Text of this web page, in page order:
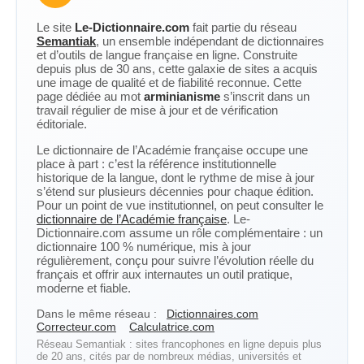
Le site Le-Dictionnaire.com fait partie du réseau
Semantiak, un ensemble indépendant de dictionnaires
et d’outils de langue française en ligne. Construite
depuis plus de 30 ans, cette galaxie de sites a acquis
une image de qualité et de fiabilité reconnue. Cette
page dédiée au mot arminianisme s’inscrit dans un
travail régulier de mise à jour et de vérification
éditoriale.
Le dictionnaire de l’Académie française occupe une
place à part : c’est la référence institutionnelle
historique de la langue, dont le rythme de mise à jour
s’étend sur plusieurs décennies pour chaque édition.
Pour un point de vue institutionnel, on peut consulter le
dictionnaire de l’Académie française. Le-
Dictionnaire.com assume un rôle complémentaire : un
dictionnaire 100 % numérique, mis à jour
régulièrement, conçu pour suivre l’évolution réelle du
français et offrir aux internautes un outil pratique,
moderne et fiable.
Dans le même réseau :
Dictionnaires.com
Correcteur.com
Calculatrice.com
Réseau Semantiak : sites francophones en ligne depuis plus
de 20 ans, cités par de nombreux médias, universités et